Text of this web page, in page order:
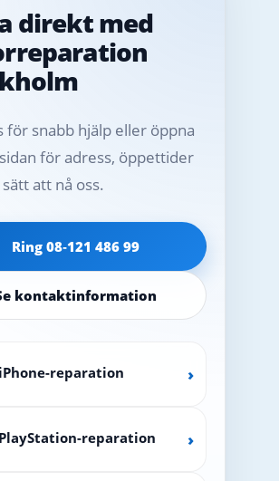
direkt med
för snabb hjälp eller öppna
för adress, öppettider
att nå oss.
Ring 08‑121 486 99
kontaktinformation
iPhone-reparation ›
PlayStation-reparation ›